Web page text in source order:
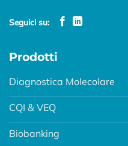
Seguici su:
Prodotti
Diagnostica Molecolare
CQI & VEQ
Biobanking